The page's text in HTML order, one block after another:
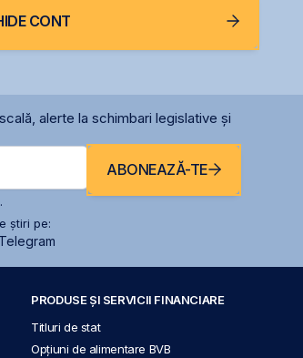
CONT
alerte la schimbari legislative și
ABONEAZĂ-TE
știri pe:
Telegram
PRODUSE ȘI SERVICII FINANCIARE
Titluri de stat
Opțiuni de alimentare BVB